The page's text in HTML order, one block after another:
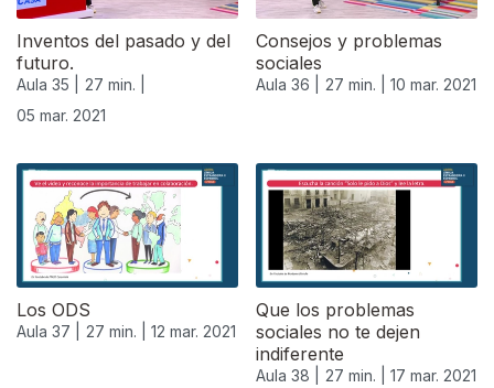
Inventos del pasado y del
futuro.
Aula 35 |
27 min. |
05 mar. 2021
Consejos y problemas
sociales
Aula 36 | 27 min. | 10 mar. 2021
Los ODS
Aula 37 | 27 min. | 12 mar. 2021
Que los problemas
sociales no te dejen
indiferente
Aula 38 | 27 min. | 17 mar. 2021